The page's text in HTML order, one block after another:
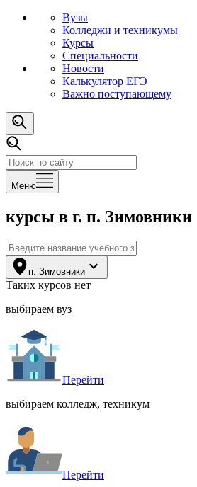
Вузы
Колледжи и техникумы
Курсы
Специальности
Новости
Калькулятор ЕГЭ
Важно поступающему
Меню
курсы в г. п. Зимовники
п. Зимовники
Таких курсов нет
выбираем вуз
Перейти
выбираем колледж, техникум
Перейти